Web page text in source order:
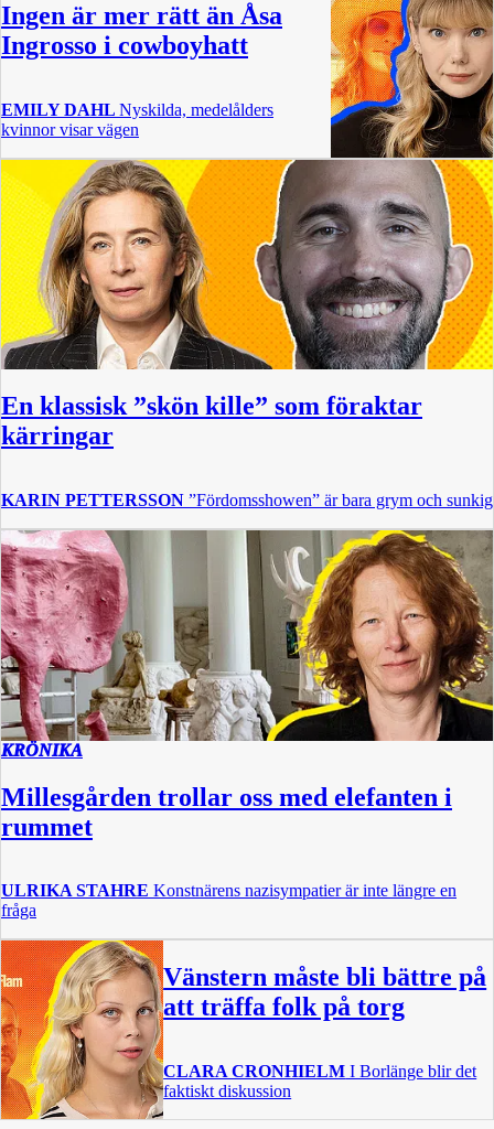
Ingen är mer rätt än Åsa
Ingrosso i cowboyhatt
EMILY DAHL Nyskilda, medelålders
kvinnor visar vägen
En klassisk ”skön kille” som föraktar
kärringar
KARIN PETTERSSON ”Fördomsshowen” är bara grym och sunkig
KRÖNIKA
Millesgården trollar oss med elefanten i
rummet
ULRIKA STAHRE Konstnärens nazisympatier är inte längre en
fråga
Vänstern måste bli bättre på
att träffa folk på torg
CLARA CRONHIELM I Borlänge blir det
faktiskt diskussion